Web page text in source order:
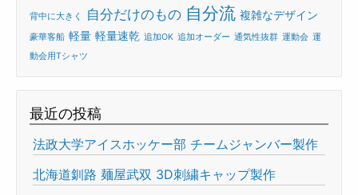
背中に大きく 自分だけのもの 自分流 複雑なデザイン
豪華客船 軽量 軽量速乾 追加OK 追加オーダー 通気性抜群 運動会 運
動会用Tシャツ
最近の投稿
法政大学アイスホッケー部 チームジャンバー製作
北海道釧路 麺屋武双 3D刺繍キャップ製作